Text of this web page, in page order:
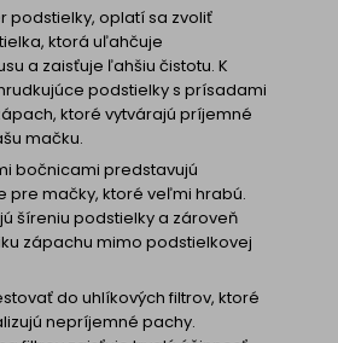
podstielky, oplatí sa zvoliť
ktorá uľahčuje
a zaisťuje ľahšiu čistotu. K
podstielky s prísadami
ktoré vytvárajú príjemné
mačku.
bočnicami predstavujú
pre mačky, ktoré veľmi hrabú.
šíreniu podstielky a zároveň
zápachu mimo podstielkovej
do uhlíkových filtrov, ktoré
nepríjemné pachy.